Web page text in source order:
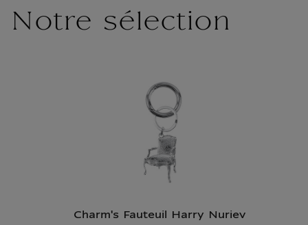
Notre sélection
Charm's Fauteuil Harry Nuriev